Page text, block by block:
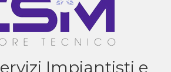
Impiantisti e